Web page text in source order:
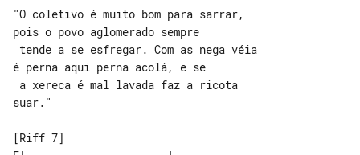
"O coletivo é muito bom para sarrar,
pois o povo aglomerado sempre
é perna aqui perna acolá, e se
suar."